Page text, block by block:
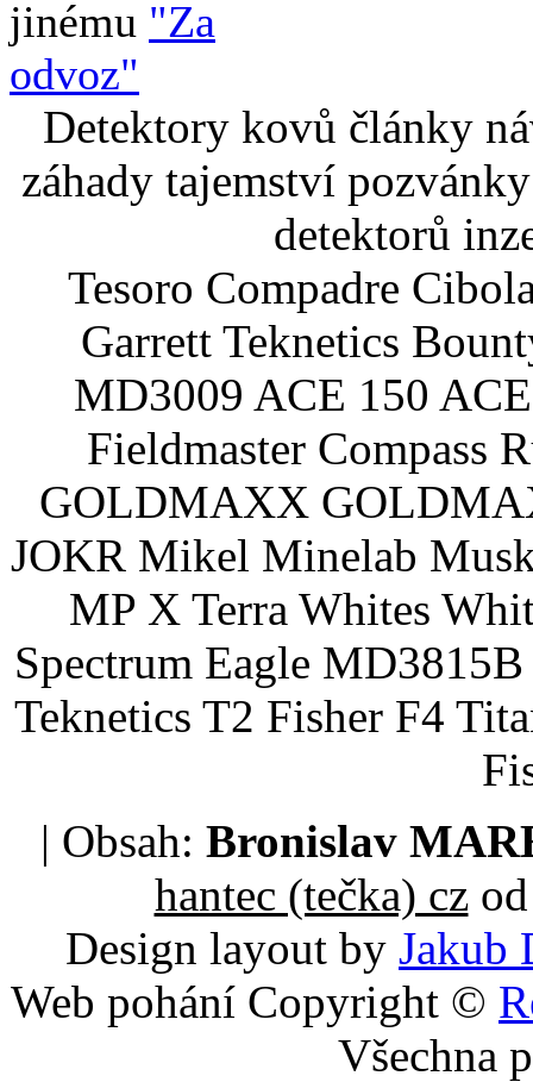
jinému "Za
odvoz"
Detektory kovů články
záhady tajemství
detektorů
Tesoro Compadre
Garrett Teknetics
MD3009 ACE 150
Fieldmaster Compass
GOLDMAXX
JOKR Mikel Minelab
MP X Terra Whites
Spectrum Eagle
Teknetics T2 Fisher F4
| Obsah: Bronislav
hantec (tečka) czod
Design layout by Jakub
Web pohání Copyright ©
Všechna